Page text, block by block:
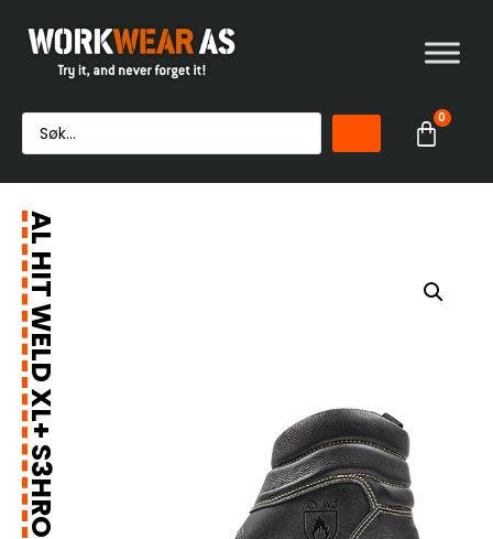
0
AL HIT WELD XL+ S3HRO